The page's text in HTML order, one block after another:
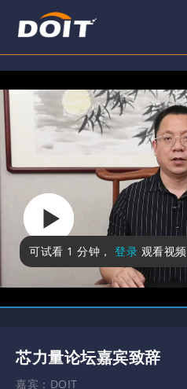
可试看 1 分钟 ， 登录 观看视频
芯力量论坛嘉宾致辞
嘉宾： DOIT